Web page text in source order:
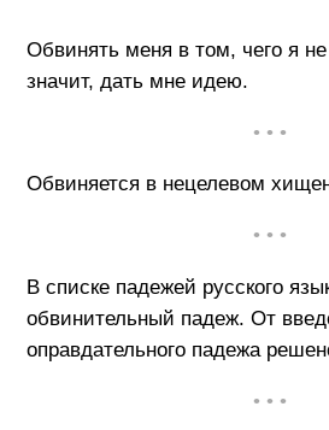
Обвинять меня в том, чего я
значит, дать мне идею.
• • •
Обвиняется в нецелевом
• • •
В списке падежей русского
обвинительный падеж. От
оправдательного падежа
• • •